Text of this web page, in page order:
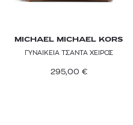
MICHAEL MICHAEL KORS
ΓΥΝΑΙΚΕΙΑ ΤΣΑΝΤΑ ΧΕΙΡΟΣ
295,00 €